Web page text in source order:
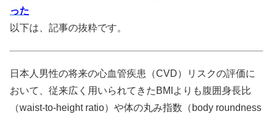
った
以下は、記事の抜粋です。
日本人男性の将来の心血管疾患（CVD）リスクの評価に
おいて、従来広く用いられてきたBMIよりも腹囲身長比
（waist-to-height ratio）や体の丸み指数（body roundness